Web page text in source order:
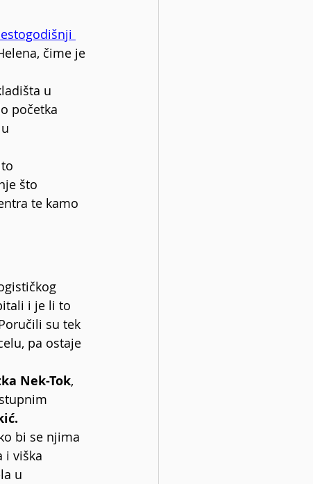
čime je
u
početka
što
te kamo
i je li to
su tek
pa ostaje
Nek-Tok,
bi se njima
i viška
u